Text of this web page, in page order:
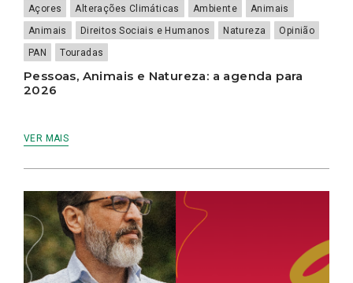
Açores Alterações Climáticas Ambiente
Animais
Animais
Direitos Sociais e Humanos Natureza
Opinião
PAN
Touradas
Pessoas, Animais e Natureza: a agenda para
2026
VER MAIS